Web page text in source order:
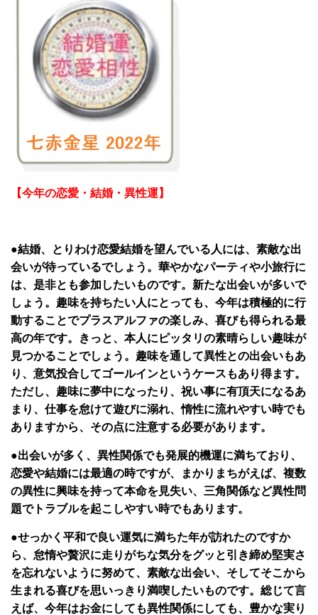
【今年の恋愛・結婚・異性運】
●結婚、とりわけ恋愛結婚を望んでいる人には、素敵な出
会いが待っているでしょう。華やかなパーティや小旅行に
は、是非とも参加したいものです。新たな出会いが多いで
しょう。趣味を持ちたい人にとっても、今年は積極的に行
動することでプラスアルファの楽しみ、喜びも得られる最
高の年です。きっと、本人にピッタリの素晴らしい趣味が
見つかることでしょう。趣味を通して異性との出会いもあ
り、意気投合してゴールインというケースもあり得ます。
ただし、趣味に夢中になったり、祝い事に有頂天になるあ
まり、仕事を怠けて遊びに溺れ、惰性に流れやすい時でも
ありますから、その点に注意する必要があります。
●出会いが多く、異性関係でも発展的機運に満ちており、
恋愛や結婚には最適の時ですが、まかりまちがえば、複数
の異性に興味を持って本命を見失い、三角関係など異性問
題でトラブルを起こしやすい時でもあります。
●せっかく平和で良い運気に満ちた年が訪れたのですか
ら、怠惰や贅沢に走りがちな気分をグッと引き締め堅実さ
を忘れないように努めて、素敵な出会い、そしてそこから
生まれる喜びを思いっきり満喫したいものです。総じて言
えば、今年はお金にしても異性関係にしても、豊かな実り